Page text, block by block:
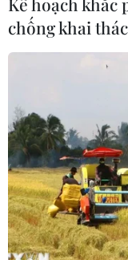
Đề xuất thăm dò,
bền vững
17/05/2024 04:51
Bộ Tài nguyên và Môi
án “Điều tra, đánh giá
bằng sông Cửu Long
chống khai